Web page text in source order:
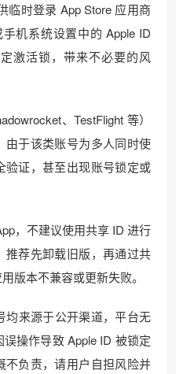
临时登录 App Store 应用商
机系统设置中的 Apple ID
激活锁，带来不必要的风
、TestFlight 等）
由于该类账号为多人同时使
验证，甚至出现账号锁定或
，不建议使用共享 ID 进行
推荐先卸载旧版，再通过共
版本不兼容或更新失败。
均来源于公开渠道，平台无
操作导致 Apple ID 被锁定
不负责，请用户自担风险并